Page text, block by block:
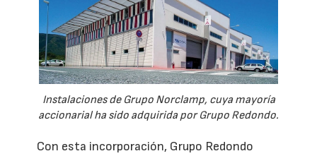
Instalaciones de Grupo Norclamp, cuya mayoría
accionarial ha sido adquirida por Grupo Redondo.
Con esta incorporación, Grupo Redondo